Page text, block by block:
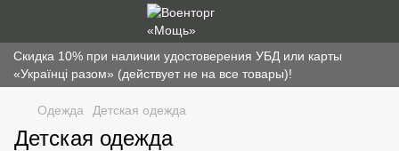
Скидка 10% при наличии удостоверения УБД или карты
«Українці разом» (действует не на все товары)!
Одежда Детская одежда
Детская одежда